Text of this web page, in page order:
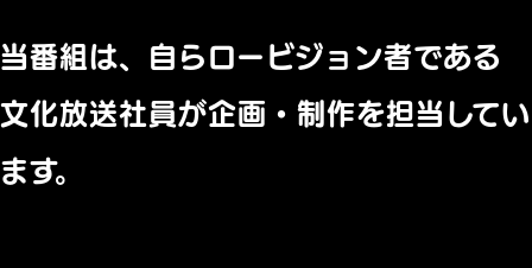
当番組は、自らロービジョン者である
文化放送社員が企画・制作を担当してい
ます。